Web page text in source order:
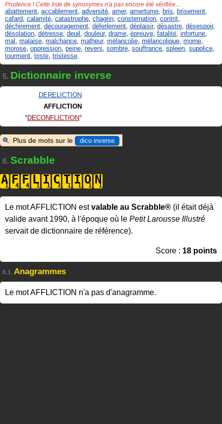
Prudence ! Cette liste de synonymes n'a pas encore été vérifiée…
abattement accablement adversité amer, amertume bris brisement
cafard calamité catastrophe chagrin consternation contrit
déchirement découragement déferlement déplaisir, désastre désespoir,
désolation détresse deuil douleur, drame épreuve fatalité infortune
mal malaise malchance malheur, mélancolie mélancolique morne
morose oppression peine revers sombre souffrance spleen supplice
tourment triste tristesse
5. Dictionnaire inverse
DERELICTION
AFFLICTION
DECONFLICTION
Plus de mots sur le dico inverse
6. Scrabble
A F F L I C T I O N
Le mot AFFLICTION estvalable au Scrabble® (il était déjà
valide avant 1990, à l'époque où le Petit Larousse Illustré
servait de dictionnaire de référence).
Score : 18 points
6.1. Anagrammes
Le mot AFFLICTION n'a pas d'anagramme.